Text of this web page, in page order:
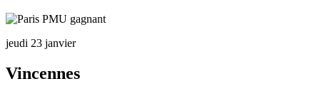
jeudi 23 janvier
Vincennes